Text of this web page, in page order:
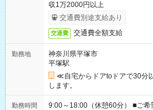
収1万2000円以上
交通費別途支給あり
交通費 交通費全額支給
勤務地
神奈川県平塚市
平塚駅
≪自宅からドアtoドアで30分
します。
勤務時間
9:00～18:00（休憩60分） ■ご希望があれば下記シフトもOK！